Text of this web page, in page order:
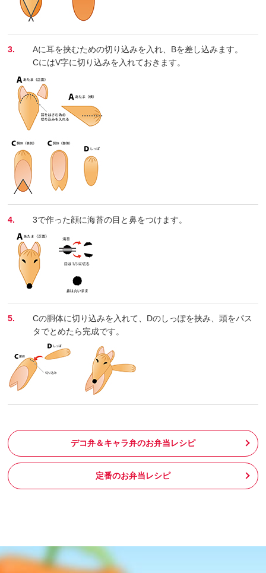
3.
Aに耳を挟むための切り込みを入れ、Bを差し込みます。
CにはV字に切り込みを入れておきます。
4. 3で作った顔に海苔の目と鼻をつけます。
5.
Cの胴体に切り込みを入れて、Dのしっぽを挟み、頭をパス
タでとめたら完成です。
デコ弁＆キャラ弁のお弁当レシピ
定番のお弁当レシピ